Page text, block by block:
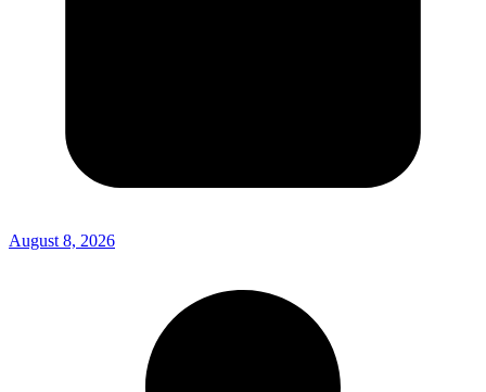
August 8, 2026